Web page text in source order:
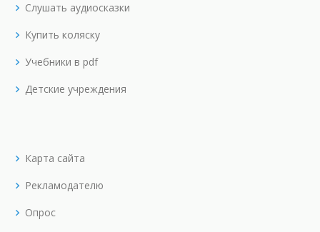
Слушать аудиосказки
Купить коляску
Учебники в pdf
Детские учреждения
Карта сайта
Рекламодателю
Опрос